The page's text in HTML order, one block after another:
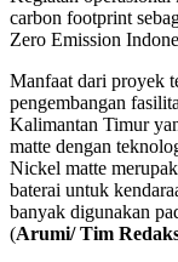
carbon footprint
Zero Emission
Manfaat dari proyek
pengembangan
Kalimantan Timur
matte dengan
Nickel matte
baterai untuk
banyak digunakan
(Arumi/ Tim